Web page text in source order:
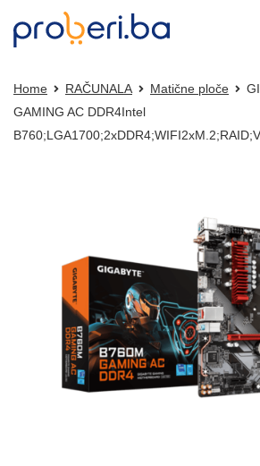
Home RAČUNALA Matične ploče
GAMING AC DDR4Intel